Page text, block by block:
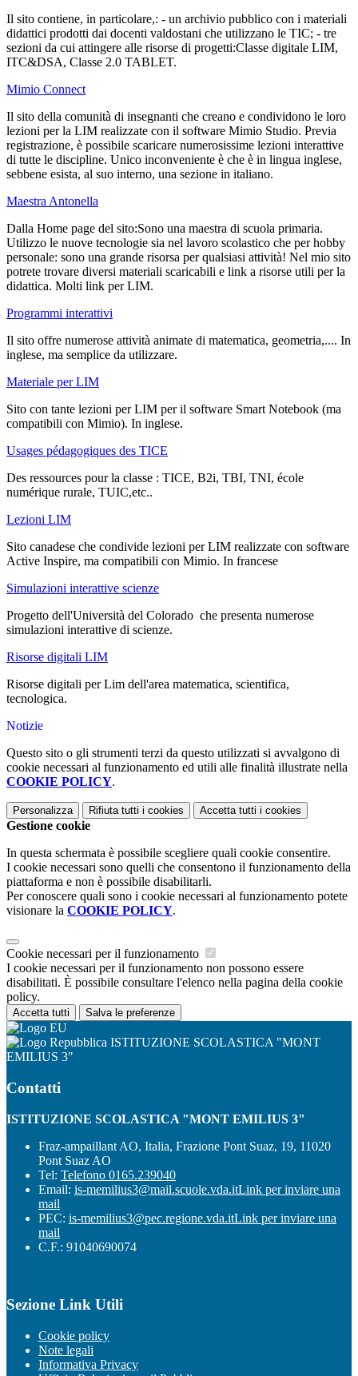
Il sito contiene, in particolare,: - un archivio pubblico con i materiali
didattici prodotti dai docenti valdostani che utilizzano le TIC; - tre
sezioni da cui attingere alle risorse di progetti:Classe digitale LIM,
ITC&DSA, Classe 2.0 TABLET.
Mimio Connect
Il sito della comunità di insegnanti che creano e condividono le loro
lezioni per la LIM realizzate con il software Mimio Studio. Previa
registrazione, è possibile scaricare numerosissime lezioni interattive
di tutte le discipline. Unico inconveniente è che è in lingua inglese,
sebbene esista, al suo interno, una sezione in italiano.
Maestra Antonella
Dalla Home page del sito:Sono una maestra di scuola primaria.
Utilizzo le nuove tecnologie sia nel lavoro scolastico che per hobby
personale: sono una grande risorsa per qualsiasi attività! Nel mio sito
potrete trovare diversi materiali scaricabili e link a risorse utili per la
didattica. Molti link per LIM.
Programmi interattivi
Il sito offre numerose attività animate di matematica, geometria,.... In
inglese, ma semplice da utilizzare.
Materiale per LIM
Sito con tante lezioni per LIM per il software Smart Notebook (ma
compatibili con Mimio). In inglese.
Usages pédagogiques des TICE
Des ressources pour la classe : TICE, B2i, TBI, TNI, école
numérique rurale, TUIC,etc..
Lezioni LIM
Sito canadese che condivide lezioni per LIM realizzate con software
Active Inspire, ma compatibili con Mimio. In francese
Simulazioni interattive scienze
Progetto dell'Università del Colorado che presenta numerose
simulazioni interattive di scienze.
Risorse digitali LIM
Risorse digitali per Lim dell'area matematica, scientifica,
tecnologica.
Notizie
Questo sito o gli strumenti terzi da questo utilizzati si avvalgono di
cookie necessari al funzionamento ed utili alle finalità illustrate nella
COOKIE POLICY.
Personalizza Rifiuta tutti i cookies Accetta tutti i cookies
Gestione cookie
In questa schermata è possibile scegliere quali cookie consentire.
I cookie necessari sono quelli che consentono il funzionamento della
piattaforma e non è possibile disabilitarli.
Per conoscere quali sono i cookie necessari al funzionamento potete
visionare la COOKIE POLICY.
Cookie necessari per il funzionamento
I cookie necessari per il funzionamento non possono essere
disabilitati. È possibile consultare l'elenco nella pagina della cookie
policy.
Accetta tutti Salva le preferenze
ISTITUZIONE SCOLASTICA "MONT
EMILIUS 3"
Contatti
ISTITUZIONE SCOLASTICA "MONT EMILIUS 3"
Fraz-ampaillant AO, Italia, Frazione Pont Suaz, 19, 11020
Pont Suaz AO
Tel: Telefono 0165.239040
Email: is-memilius3@mail.scuole.vda.itLink per inviare una
mail
PEC: is-memilius3@pec.regione.vda.itLink per inviare una
mail
C.F.: 91040690074
Sezione Link Utili
Cookie policy
Note legali
Informativa Privacy